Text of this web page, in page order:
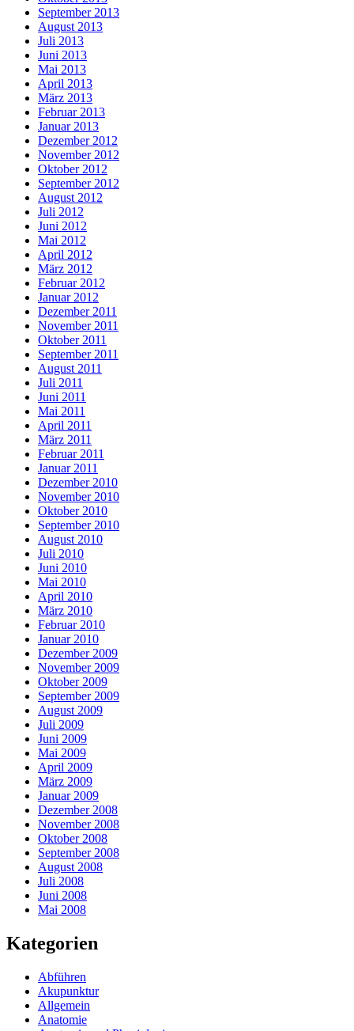
September 2013
August 2013
Juli 2013
Juni 2013
Mai 2013
April 2013
März 2013
Februar 2013
Januar 2013
Dezember 2012
November 2012
Oktober 2012
September 2012
August 2012
Juli 2012
Juni 2012
Mai 2012
April 2012
März 2012
Februar 2012
Januar 2012
Dezember 2011
November 2011
Oktober 2011
September 2011
August 2011
Juli 2011
Juni 2011
Mai 2011
April 2011
März 2011
Februar 2011
Januar 2011
Dezember 2010
November 2010
Oktober 2010
September 2010
August 2010
Juli 2010
Juni 2010
Mai 2010
April 2010
März 2010
Februar 2010
Januar 2010
Dezember 2009
November 2009
Oktober 2009
September 2009
August 2009
Juli 2009
Juni 2009
Mai 2009
April 2009
März 2009
Januar 2009
Dezember 2008
November 2008
Oktober 2008
September 2008
August 2008
Juli 2008
Juni 2008
Mai 2008
Kategorien
Abführen
Akupunktur
Allgemein
Anatomie